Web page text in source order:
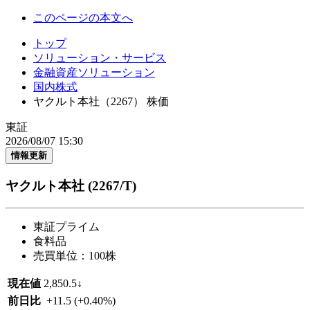
このページの本文へ
トップ
ソリューション・サービス
金融資産ソリューション
国内株式
ヤクルト本社（2267） 株価
東証
2026/08/07 15:30
情報更新
ヤクルト本社 (2267/T)
東証プライム
食料品
売買単位：100株
現在値 2,850.5↓
前日比 +11.5 (+0.40%)